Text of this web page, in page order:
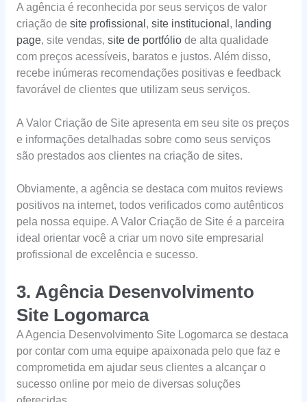
A agência é reconhecida por seus serviços de valor
criação de site profissional , site institucional , landing
page, site vendas, site de portfóliode alta qualidade
com preços acessíveis, baratos e justos. Além disso,
recebe inúmeras recomendações positivas e feedback
favorável de clientes que utilizam seus serviços.
A Valor Criação de Site apresenta em seu site os preços
e informações detalhadas sobre como seus serviços
são prestados aos clientes na criação de sites.
Obviamente, a agência se destaca com muitos reviews
positivos na internet, todos verificados como autênticos
pela nossa equipe. A Valor Criação de Site é a parceira
ideal orientar você a criar um novo site empresarial
profissional de excelência e sucesso.
3. Agência Desenvolvimento
Site Logomarca
A Agencia Desenvolvimento Site Logomarca se destaca
por contar com uma equipe apaixonada pelo que faz e
comprometida em ajudar seus clientes a alcançar o
sucesso online por meio de diversas soluções